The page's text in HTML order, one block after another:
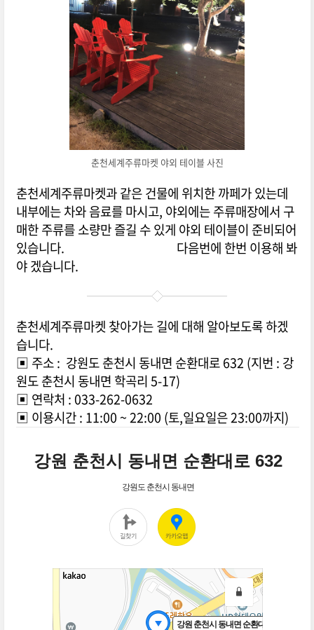
춘천세계주류마켓 야외 테이블 사진
춘천세계주류마켓과 같은 건물에 위치한 까페가 있는데
내부에는 차와 음료를 마시고, 야외에는 주류매장에서 구
매한 주류를 소량만 즐길 수 있게 야외 테이블이 준비되어
있습니다. 다음번에 한번 이용해 봐
야 겠습니다.
춘천세계주류마켓 찾아가는 길에 대해 알아보도록 하겠
습니다.
▣ 주소 : 강원도 춘천시 동내면 순환대로 632 (지번 : 강
원도 춘천시 동내면 학곡리 5-17)
▣ 연락처 : 033-262-0632
▣ 이용시간 : 11:00 ~ 22:00 (토,일요일은 23:00까지)